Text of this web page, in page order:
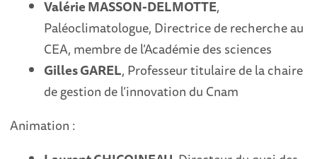
Valérie MASSON-DELMOTTE,
Paléoclimatologue, Directrice de recherche au
CEA, membre de l’Académie des sciences
Gilles GAREL, Professeur titulaire de la chaire
de gestion de l’innovation du Cnam
Animation :